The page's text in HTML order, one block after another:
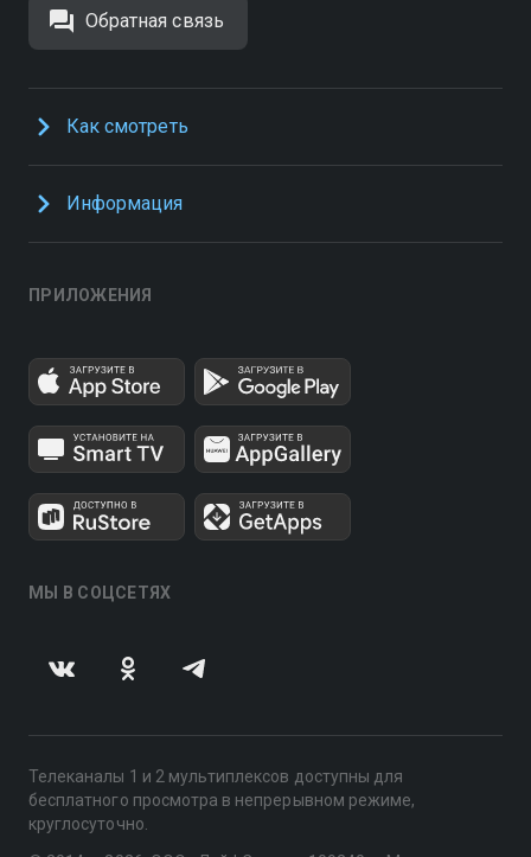
Обратная связь
Как смотреть
Информация
ПРИЛОЖЕНИЯ
МЫ В СОЦСЕТЯХ
Телеканалы 1 и 2 мультиплексов доступны для
бесплатного просмотра в непрерывном режиме,
круглосуточно.